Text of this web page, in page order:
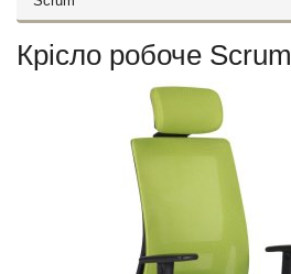
Крісло робоче Scrum